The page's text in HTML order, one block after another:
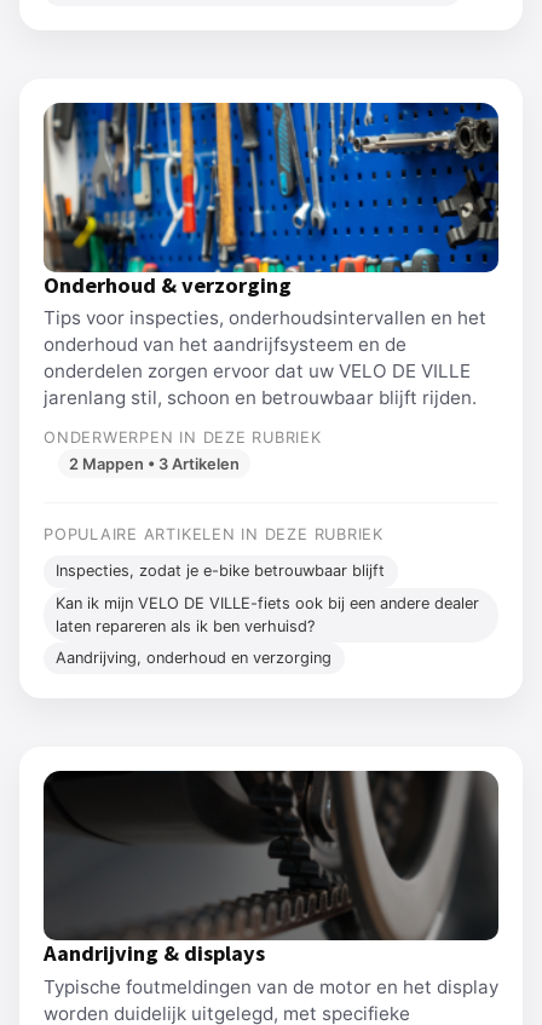
Onderhoud & verzorging
Tips voor inspecties, onderhoudsintervallen en het
onderhoud van het aandrijfsysteem en de
onderdelen zorgen ervoor dat uw VELO DE VILLE
jarenlang stil, schoon en betrouwbaar blijft rijden.
ONDERWERPEN IN DEZE RUBRIEK
2 Mappen • 3 Artikelen
POPULAIRE ARTIKELEN IN DEZE RUBRIEK
Inspecties, zodat je e-bike betrouwbaar blijft
Kan ik mijn VELO DE VILLE-fiets ook bij een andere dealer
laten repareren als ik ben verhuisd?
Aandrijving, onderhoud en verzorging
Aandrijving & displays
Typische foutmeldingen van de motor en het display
worden duidelijk uitgelegd, met specifieke